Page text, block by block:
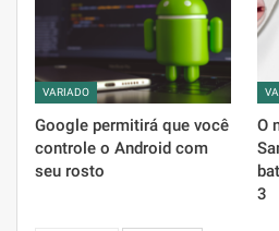
VARIADO
Google permitirá que você
controle o Android com
seu rosto
O
3